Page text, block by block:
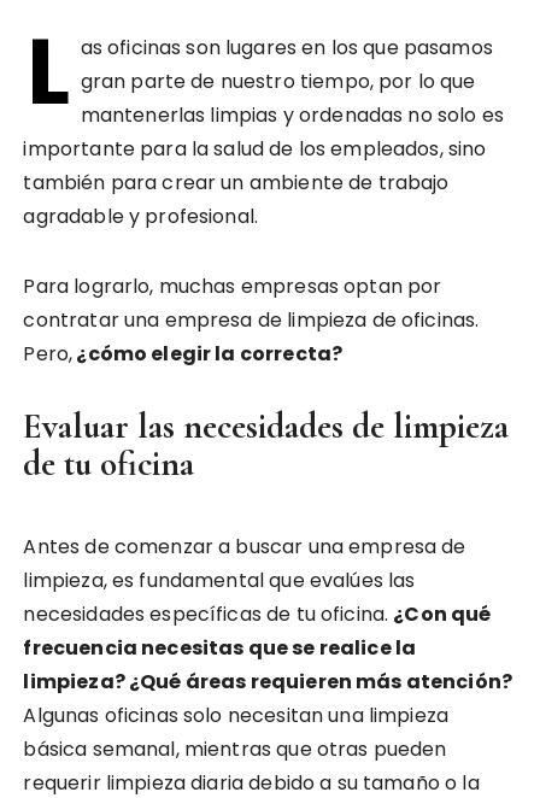
L as oficinas son lugares en los que pasamos
gran parte de nuestro tiempo, por lo que
mantenerlas limpias y ordenadas no solo es
importante para la salud de los empleados, sino
también para crear un ambiente de trabajo
agradable y profesional.
Para lograrlo, muchas empresas optan por
contratar una empresa de limpieza de oficinas.
Pero,¿cómo elegir la correcta?
Evaluar las necesidades de limpieza
de tu oficina
Antes de comenzar a buscar una empresa de
limpieza, es fundamental que evalúes las
necesidades específicas de tu oficina. ¿Con qué
frecuencia necesitas que se realice la
limpieza? ¿Qué áreas requieren más atención?
Algunas oficinas solo necesitan una limpieza
básica semanal, mientras que otras pueden
requerir limpieza diaria debido a su tamaño o la